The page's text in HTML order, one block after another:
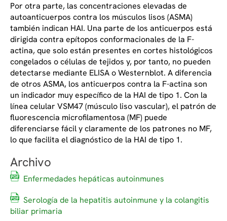
Por otra parte, las concentraciones elevadas de
autoanticuerpos contra los músculos lisos (ASMA)
también indican HAI. Una parte de los anticuerpos está
dirigida contra epítopos conformacionales de la F-
actina, que solo están presentes en cortes histológicos
congelados o células de tejidos y, por tanto, no pueden
detectarse mediante ELISA o Westernblot. A diferencia
de otros ASMA, los anticuerpos contra la F-actina son
un indicador muy específico de la HAI de tipo 1. Con la
línea celular VSM47 (músculo liso vascular), el patrón de
fluorescencia microfilamentosa (MF) puede
diferenciarse fácil y claramente de los patrones no MF,
lo que facilita el diagnóstico de la HAI de tipo 1.
Archivo
Enfermedades hepáticas autoinmunes
Serología de la hepatitis autoinmune y la colangitis
biliar primaria